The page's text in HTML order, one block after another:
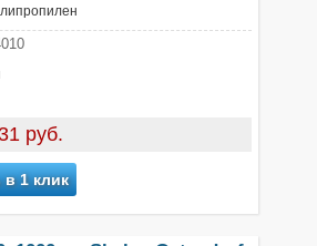
руб.
в 1 клик